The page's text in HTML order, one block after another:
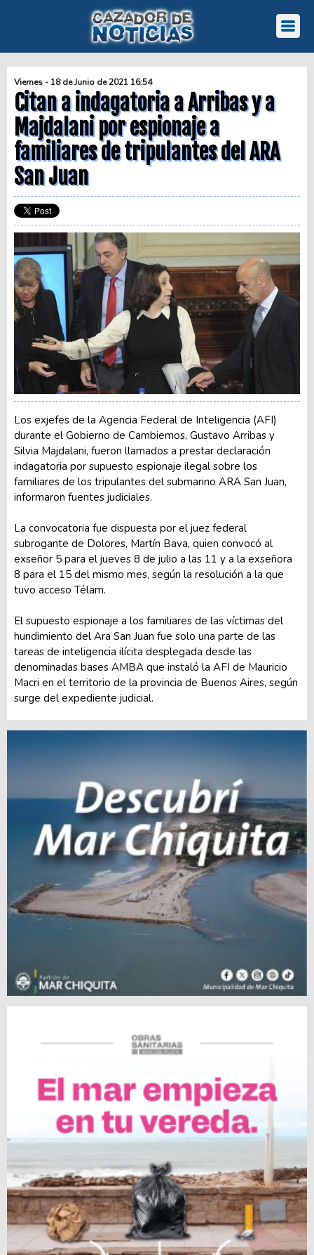
Viernes - 18 de Junio de 2021 16:54
Citan a indagatoria a Arribas y a
Majdalani por espionaje a
familiares de tripulantes del ARA
San Juan
Los exjefes de la Agencia Federal de Inteligencia (AFI)
durante el Gobierno de Cambiemos, Gustavo Arribas y
Silvia Majdalani, fueron llamados a prestar declaración
indagatoria por supuesto espionaje ilegal sobre los
familiares de los tripulantes del submarino ARA San Juan,
informaron fuentes judiciales.
La convocatoria fue dispuesta por el juez federal
subrogante de Dolores, Martín Bava, quien convocó al
exseñor 5 para el jueves 8 de julio a las 11 y a la exseñora
8 para el 15 del mismo mes, según la resolución a la que
tuvo acceso Télam.
El supuesto espionaje a los familiares de las víctimas del
hundimiento del Ara San Juan fue solo una parte de las
tareas de inteligencia ilícita desplegada desde las
denominadas bases AMBA que instaló la AFI de Mauricio
Macri en el territorio de la provincia de Buenos Aires, según
surge del expediente judicial.